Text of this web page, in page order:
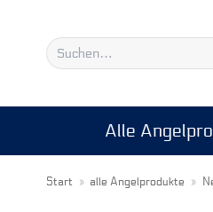
springen
Suchen
nach:
Alle
Start » alle Angelprodukte »